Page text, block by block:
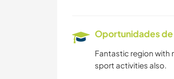
Oportunidades
Fantastic region with
sport activities also.